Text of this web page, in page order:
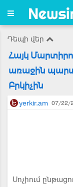
Դեպի վեր
Հայկ
առաջին
Բրկիչին
yerkir.am 07/22/
Սոչիում